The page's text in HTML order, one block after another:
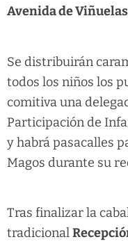
Avenida de
Se distribuirán
todos los niños los
comitiva una
Participación de
y habrá pasacalles
Magos durante su
Tras finalizar la
tradicional